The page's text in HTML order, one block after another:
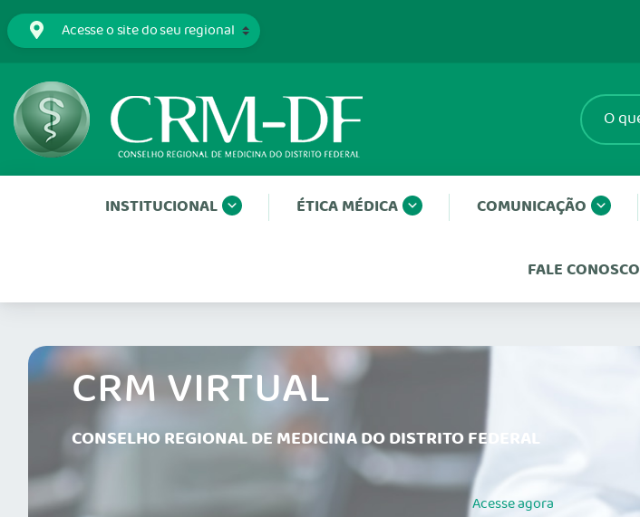
INSTITUCIONAL ÉTICA MÉDICA COMUNICAÇÃO
FALE CONOSCO
CRM VIRTUAL
CONSELHO REGIONAL DE MEDICINA DO DISTRITO FEDERAL
Acesseagora